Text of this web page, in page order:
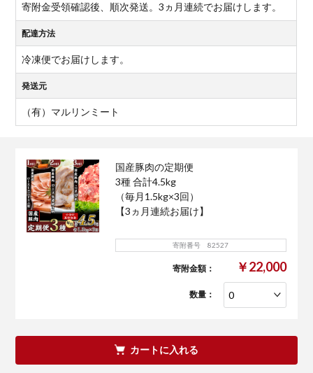
寄附金受領確認後、順次発送。3ヵ月連続でお届けします。
配達方法
冷凍便でお届けします。
発送元
（有）マルリンミート
国産豚肉の定期便
3種 合計4.5kg
（毎月1.5kg×3回）
【3ヵ月連続お届け】
寄附番号 82527
寄附金額： ￥22,000
数量：
カートに入れる